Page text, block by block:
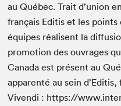
au Québec. Trait d’union
français Editis et les
équipes réalisent la
promotion des ouvrages
Canada est présent au
apparenté au sein
Vivendi : https://